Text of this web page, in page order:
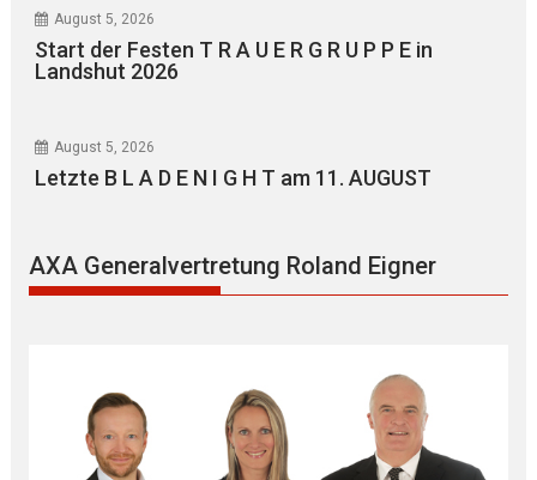
August 5, 2026
Start der Festen T R A U E R G R U P P E in
Landshut 2026
August 5, 2026
Letzte B L A D E N I G H T am 11. AUGUST
AXA Generalvertretung Roland Eigner